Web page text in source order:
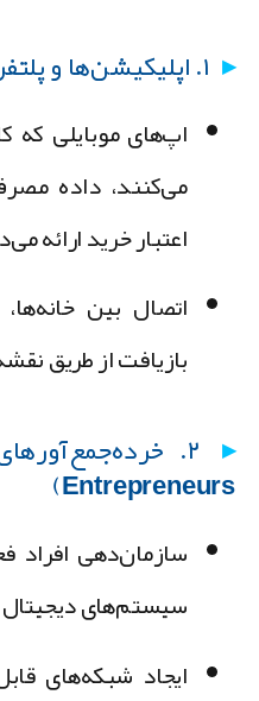
۱. اپلیکیشن‌ها و پلتفرم‌های بازیافت شهری
اپ‌های موبایلی که
می‌کنند، داده مصرف
اعتبار خرید ارائه
اتصال بین خانه‌ها،
بازیافت از طریق
سازمان‌دهی افراد
سیستم‌های دیجیتال
ایجاد شبکه‌های